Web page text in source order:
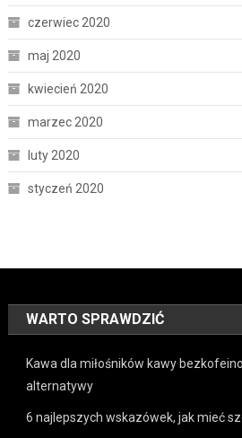
czerwiec 2020
maj 2020
kwiecień 2020
marzec 2020
luty 2020
styczeń 2020
WARTO SPRAWDZIĆ
Kawa dla miłośników kawy
alternatywy
6 najlepszych wskazówek, jak mieć